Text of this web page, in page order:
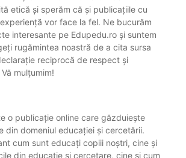
etică și sperăm că și publicațiile cu
vor face la fel. Ne bucurăm
interesante pe Edupedu.ro și suntem
rugămintea noastră de a cita sursa
reciprocă de respect și
mulțumim!
o publicație online care găzduiește
din domeniul educației și cercetării.
cum sunt educați copiii noștri, cine și
din educație și cercetare, cine și cum